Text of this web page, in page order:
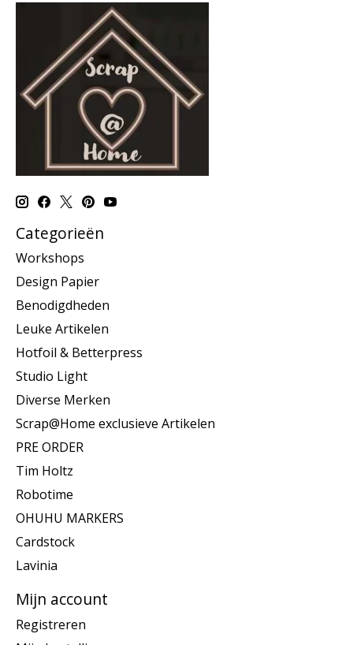
Categorieën
Workshops
Design Papier
Benodigdheden
Leuke Artikelen
Hotfoil & Betterpress
Studio Light
Diverse Merken
Scrap@Home exclusieve Artikelen
PRE ORDER
Tim Holtz
Robotime
OHUHU MARKERS
Cardstock
Lavinia
Mijn account
Registreren